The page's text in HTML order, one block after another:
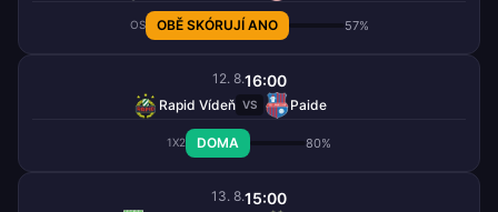
OS OBĚ SKÓRUJÍ ANO 57%
12. 8.16:00
Rapid Vídeň VS Paide
1X2 DOMA 80%
13. 8.15:00